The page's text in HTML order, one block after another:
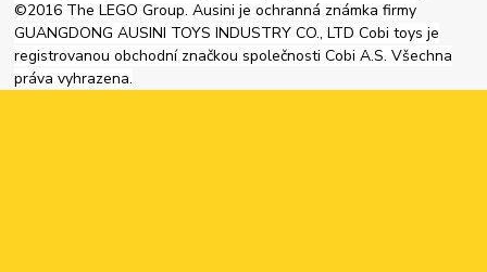
©2016 The LEGO Group. Ausini je ochranná známka firmy
GUANGDONG AUSINI TOYS INDUSTRY CO., LTD Cobi toys je
registrovanou obchodní značkou společnosti Cobi A.S. Všechna
práva vyhrazena.